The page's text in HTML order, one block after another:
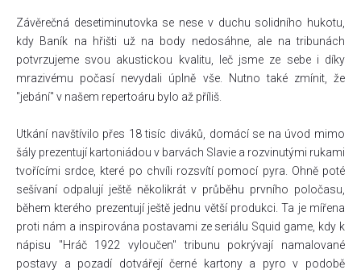
Závěrečná desetiminutovka se nese v duchu solidního hukotu,
kdy Baník na hřišti už na body nedosáhne, ale na tribunách
potvrzujeme svou akustickou kvalitu, leč jsme ze sebe i díky
mrazivému počasí nevydali úplně vše. Nutno také zmínit, že
"jebání" v našem repertoáru bylo až příliš.
Utkání navštívilo přes 18 tisíc diváků, domácí se na úvod mimo
šály prezentují kartoniádou v barvách Slavie a rozvinutými rukami
tvořícími srdce, které po chvíli rozsvítí pomocí pyra. Ohně poté
sešívaní odpalují ještě několikrát v průběhu prvního poločasu,
během kterého prezentují ještě jednu větší produkci. Ta je mířena
proti nám a inspirována postavami ze seriálu Squid game, kdy k
nápisu "Hráč 1922 vyloučen" tribunu pokrývají namalované
postavy a pozadí dotvářejí černé kartony a pyro v podobě